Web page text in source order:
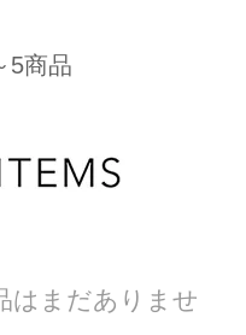
5商品
はまだありませ